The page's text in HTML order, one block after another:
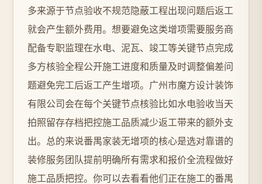
多来源于节点验收不规范隐蔽工程出现问题后返工
就会产生额外费用。想要避免这类增项需要服务商
配备专职监理在水电、泥瓦、竣工等关键节点完成
多方核验全程公开施工进度和质量及时调整偏差问
题避免完工后返工产生增项。广州市魔方设计装饰
有限公司会在每个关键节点核验比如水电验收当天
拍照留存存档把控施工品质减少返工带来的额外支
出。总的来说番禺家装无增项的核心是选对靠谱的
装修服务团队提前明确所有需求和报价全流程做好
施工品质把控。你可以去看看他们正在施工的番禺